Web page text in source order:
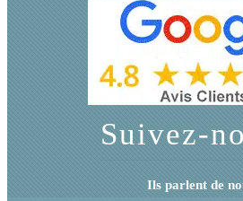
Suivez-
Ils parlent de